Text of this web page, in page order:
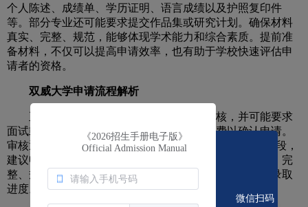
个人陈述、成绩单、学历证明、语言成绩以及护照复印件
等。部分专业还可能要求提交作品集或研究计划。确保材料
真实、完整、规范，能够体现学术能力和综合素质。提前准
备材料，不仅可以提高申请效率，也有助于学校快速评估申
请者的资格。
双威大学申请流程解析
正式提交申请后，学校会对材料进行审核，并可能要求
面试或补充材料。国际学生需同时缴纳报名费以确认申请。
审核通过后，学校将发出录取通知（OfferLetter）。此阶段，
建议申请者保持邮箱畅通，并及时回应学校的任何询问。完
整、规范的申请流程能够确保申请顺利进行，避免延误录取
进度。
《2026招生手册电子版》
Official Admission Manual
微信扫码